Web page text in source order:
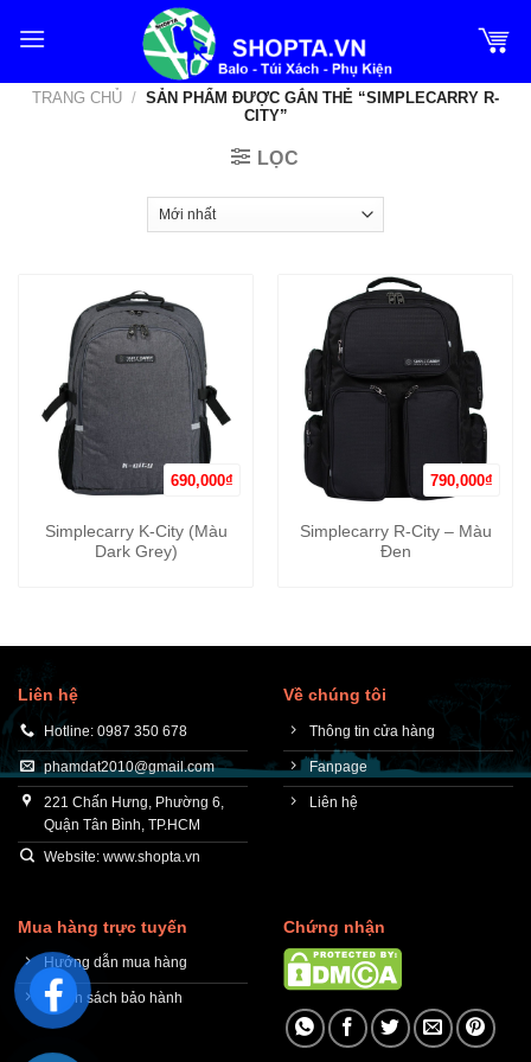
qua
dungTRANG CHỦ / SẢN PHẨM ĐƯỢC GẮN THẺ “SIMPLECARRY R-
CITY”
LỌC
690,000₫
Simplecarry K-City (Màu
Dark Grey)
790,000₫
Simplecarry R-City – Màu
Đen
Liên hệ
Hotline: 0987 350 678
phamdat2010@gmail.com
221 Chấn Hưng, Phường 6,
Quận Tân Bình, TP.HCM
Website: www.shopta.vn
Về chúng tôi
Thông tin cửa hàng
Fanpage
Liên hệ
Mua hàng trực tuyến
Hướng dẫn mua hàng
Chính sách bảo hành
Chứng nhận